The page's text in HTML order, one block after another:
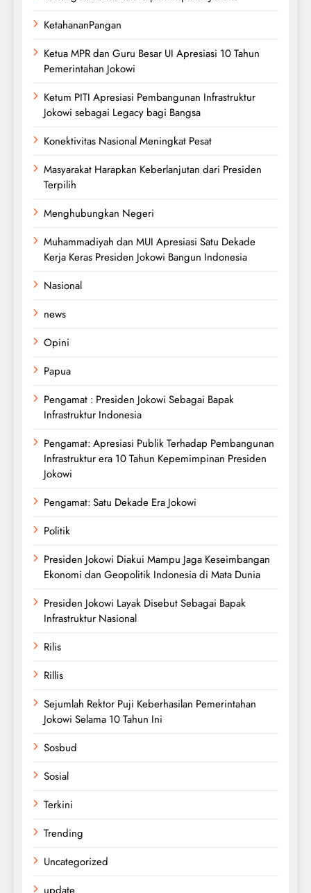
KetahananPangan
Ketua MPR dan Guru Besar UI Apresiasi 10 Tahun
Pemerintahan Jokowi
Ketum PITI Apresiasi Pembangunan Infrastruktur
Jokowi sebagai Legacy bagi Bangsa
Konektivitas Nasional Meningkat Pesat
Masyarakat Harapkan Keberlanjutan dari Presiden
Terpilih
Menghubungkan Negeri
Muhammadiyah dan MUI Apresiasi Satu Dekade
Kerja Keras Presiden Jokowi Bangun Indonesia
Nasional
news
Opini
Papua
Pengamat : Presiden Jokowi Sebagai Bapak
Infrastruktur Indonesia
Pengamat: Apresiasi Publik Terhadap Pembangunan
Infrastruktur era 10 Tahun Kepemimpinan Presiden
Jokowi
Pengamat: Satu Dekade Era Jokowi
Politik
Presiden Jokowi Diakui Mampu Jaga Keseimbangan
Ekonomi dan Geopolitik Indonesia di Mata Dunia
Presiden Jokowi Layak Disebut Sebagai Bapak
Infrastruktur Nasional
Rilis
Rillis
Sejumlah Rektor Puji Keberhasilan Pemerintahan
Jokowi Selama 10 Tahun Ini
Sosbud
Sosial
Terkini
Trending
Uncategorized